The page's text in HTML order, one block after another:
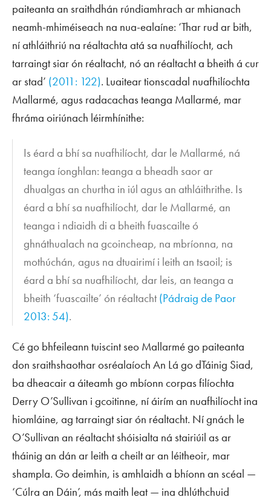
paiteanta an sraithdhán rúndiamhrach ar mhianach
neamh-mhiméiseach na nua-ealaíne: ‘Thar rud ar bith,
ní athláithriú na réaltachta atá sa nuafhilíocht, ach
tarraingt siar ón réaltacht, nó an réaltacht a bheith á cur
ar stad’ (2011: 122). Luaitear tionscadal nuafhilíochta
Mallarmé, agus radacachas teanga Mallarmé, mar
fhráma oiriúnach léirmhínithe:
Is éard a bhí sa nuafhilíocht, dar le Mallarmé, ná
teanga íonghlan: teanga a bheadh saor ar
dhualgas an churtha in iúl agus an athláithrithe. Is
éard a bhí sa nuafhilíocht, dar le Mallarmé, an
teanga i ndiaidh di a bheith fuascailte ó
ghnáthualach na gcoincheap, na mbríonna, na
mothúchán, agus na dtuairimí i leith an tsaoil; is
éard a bhí sa nuafhilíocht, dar leis, an teanga a
bheith ‘fuascailte’ ón réaltacht (Pádraig de Paor
2013: 54).
Cé go bhfeileann tuiscint seo Mallarmé go paiteanta
don sraithshaothar osréalaíoch An Lá go dTáinig Siad,
ba dheacair a áiteamh go mbíonn corpas filíochta
Derry O’Sullivan i gcoitinne, ní áirím an nuafhilíocht ina
hiomláine, ag tarraingt siar ón réaltacht. Ní gnách le
O’Sullivan an réaltacht shóisialta ná stairiúil as ar
tháinig an dán ar leith a cheilt ar an léitheoir, mar
shampla. Go deimhin, is amhlaidh a bhíonn an scéal —
‘Cúlra an Dáin’, más maith leat — ina dhlúthchuid